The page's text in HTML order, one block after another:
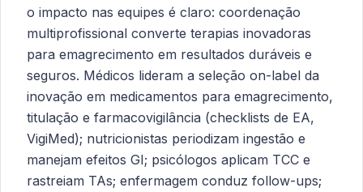
o impacto nas equipes é claro: coordenação
multiprofissional converte terapias inovadoras
para emagrecimento em resultados duráveis e
seguros. Médicos lideram a seleção on-label da
inovação em medicamentos para emagrecimento,
titulação e farmacovigilância (checklists de EA,
VigiMed); nutricionistas periodizam ingestão e
manejam efeitos GI; psicólogos aplicam TCC e
rastreiam TAs; enfermagem conduz follow-ups;